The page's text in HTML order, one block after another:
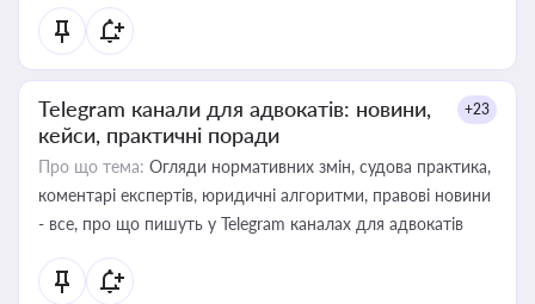
Telegram канали для адвокатів: новини,
кейси, практичні поради
+23
Про що тема: Огляди нормативних змін, судова практика,
коментарі експертів, юридичні алгоритми, правові новини
- все, про що пишуть у Telegram каналах для адвокатів